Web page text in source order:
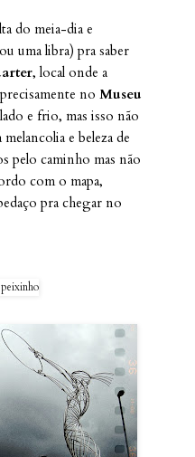
do meia-dia e
uma libra) pra saber
, local onde a
no Museu
e frio, mas isso não
e beleza de
pelo caminho mas não
com o mapa,
pra chegar no